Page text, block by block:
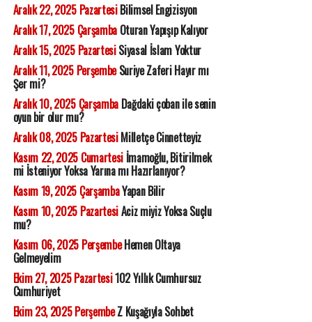
Aralık 22, 2025 PazartesiBilimsel Engizisyon
Aralık 17, 2025 ÇarşambaOturan Yapışıp Kalıyor
Aralık 15, 2025 PazartesiSiyasal İslam Yoktur
Aralık 11, 2025 PerşembeSuriye Zaferi Hayır mı
Şer mi?
Aralık 10, 2025 ÇarşambaDağdaki çoban ile senin
oyun bir olur mu?
Aralık 08, 2025 PazartesiMilletçe Cinnetteyiz
Kasım 22, 2025 Cumartesiİmamoğlu, Bitirilmek
mi İsteniyor Yoksa Yarına mı Hazırlanıyor?
Kasım 19, 2025 ÇarşambaYapan Bilir
Kasım 10, 2025 PazartesiAciz miyiz Yoksa Suçlu
mu?
Kasım 06, 2025 PerşembeHemen Oltaya
Gelmeyelim
Ekim 27, 2025 Pazartesi102 Yıllık Cumhursuz
Cumhuriyet
Ekim 23, 2025 PerşembeZ Kuşağıyla Sohbet